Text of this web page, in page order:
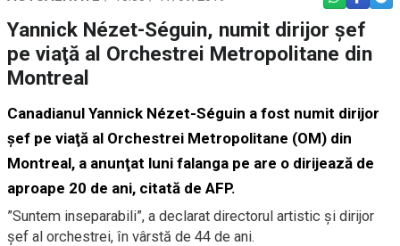
Yannick Nézet-Séguin, numit dirijor şef
pe viaţă al Orchestrei Metropolitane din
Montreal
Canadianul Yannick Nézet-Séguin a fost numit dirijor
şef pe viaţă al Orchestrei Metropolitane (OM) din
Montreal, a anunţat luni falanga pe are o dirijează de
aproape 20 de ani, citată de AFP.
”Suntem inseparabili”, a declarat directorul artistic şi dirijor
şef al orchestrei, în vârstă de 44 de ani.